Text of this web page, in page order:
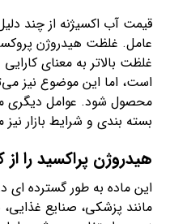
قیمت آب اکسیژنه از چند
عامل. غلظت هیدروژن
غلظت بالاتر به معنای
است، اما این موضوع نیز
محصول شود. عوامل دیگری
بسته بندی و شرایط بازار نیز
هیدروژن پراکسید را
این ماده به طور گسترده ای
مانند پزشکی، صنایع